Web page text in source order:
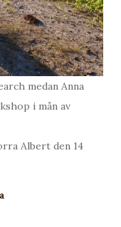
medan Anna
i mån av
Albert den 14